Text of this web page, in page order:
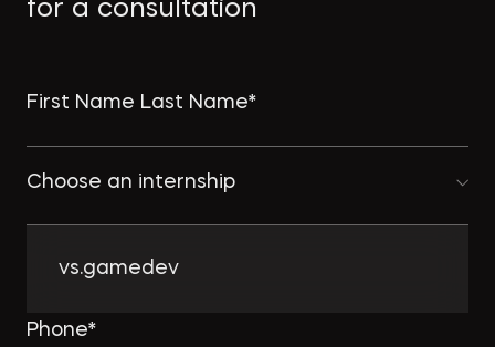
for a consultation
Choose an internship
vs.gamedev